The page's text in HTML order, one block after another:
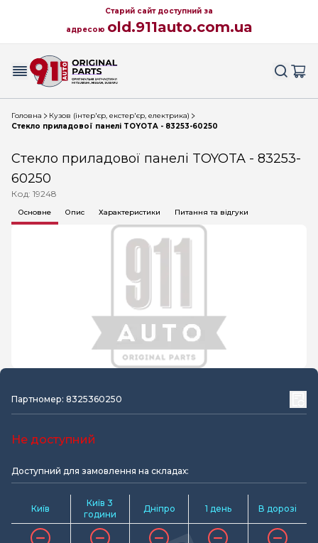
Старий сайт доступний за
адресою old.911auto.com.ua
Головна
Кузов (інтер'єр, екстер'єр, електрика)
Стекло приладової панелі TOYOTA - 83253-60250
Стекло приладової панелі TOYOTA - 83253-
60250
Код: 19248
Основне Опис Характеристики Питання та відгуки
Партномер: 8325360250
Не доступний
Доступний для замовлення на складах:
Київ
Київ 3
години
Дніпро 1 день В дорозі